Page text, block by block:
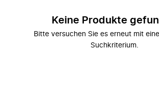
Keine Produkte
Bitte versuchen Sie es erneut mit
Suchkriterium.